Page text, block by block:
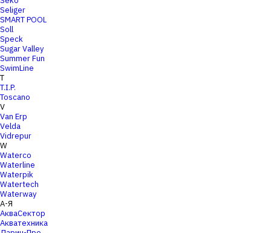
Seliger
SMART POOL
Soll
Speck
Sugar Valley
Summer Fun
SwimLine
T
T.I.P.
Toscano
V
Van Erp
Velda
Vidrepur
W
Waterco
Waterline
Waterpik
Watertech
Waterway
А-Я
АкваСектор
Акватехника